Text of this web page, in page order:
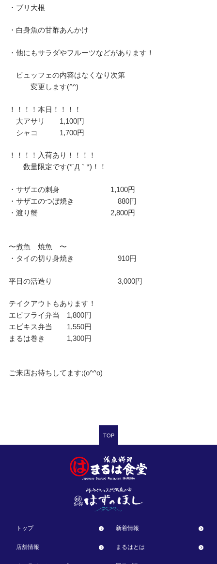
・ブリ大根
・白身魚の甘酢あんかけ
・他にもサラダやフルーツなどがあります！
ビュッフェの内容はなくなり次第
変更します(^^)
！！！！本日！！！！
大アサリ 1,100円
シャコ 1,700円
！！！！入荷あり！！！！
数量限定です(*´Д｀*)！！
・サザエの刺身 1,100円
・サザエのつぼ焼き 880円
・渡り蟹 2,800円
〜煮魚 焼魚 〜
・タイの切り身焼き 910円
平目の活造り 3,000円
テイクアウトもあります！
エビフライ弁当 1,800円
エビキス弁当 1,550円
まるは巻き 1,300円
ご来店お待ちしてます;︎(o^^o)
TOP
トップ 新着情報
店舗情報 まるはとは